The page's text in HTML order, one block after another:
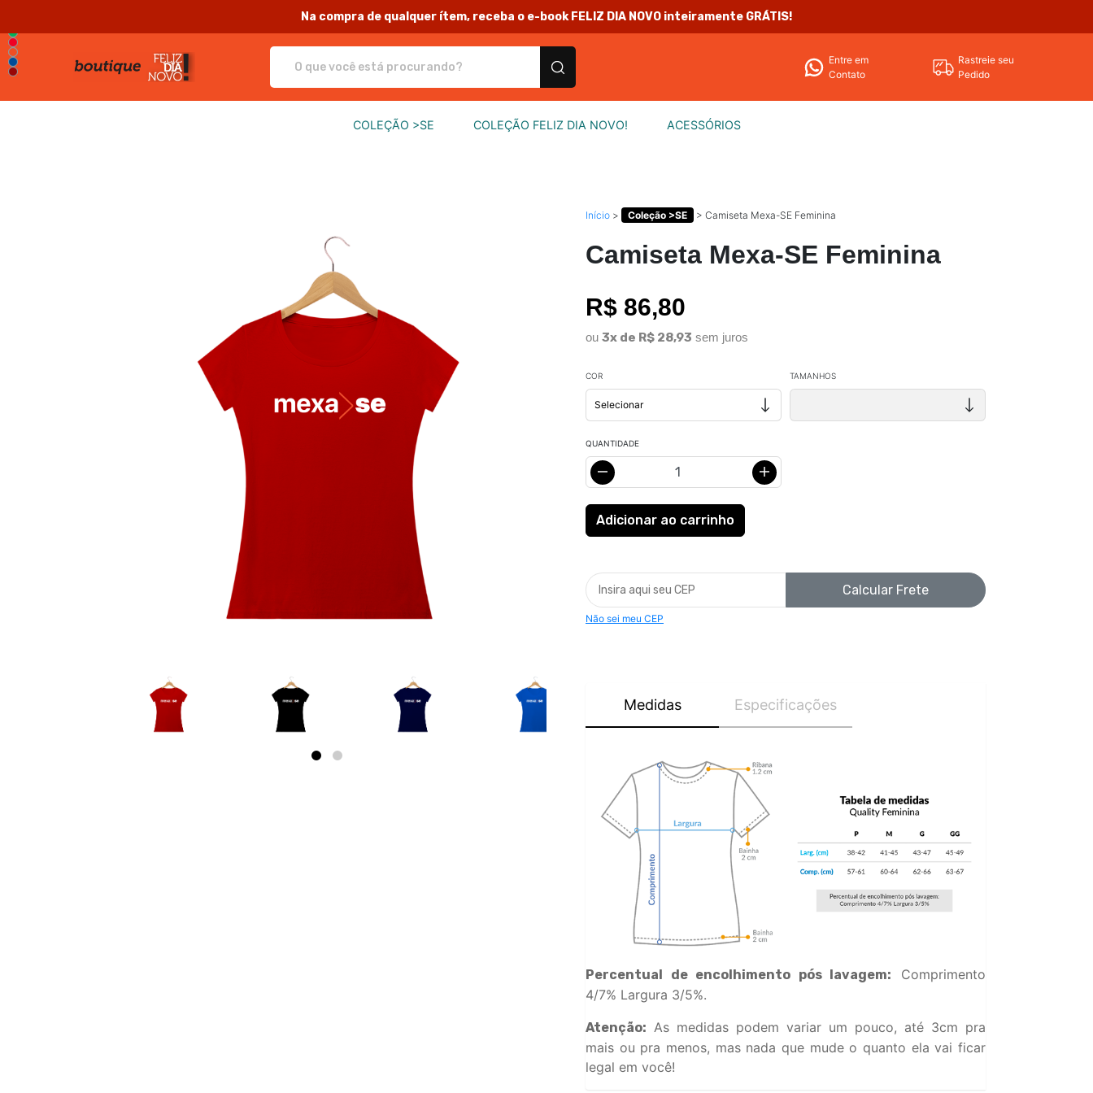
Na compra de qualquer ítem, receba o e-book FELIZ DIA NOVO inteiramente GRÁTIS!
Feliz Dia Novo - Camisetas e produtos personalizados
Entre em
Contato
Rastreie seu
Pedido
COLEÇÃO >SE COLEÇÃO FELIZ DIA NOVO! ACESSÓRIOS
Início > Coleção >SE > Camiseta Mexa-SE Feminina
Camiseta Mexa-SE Feminina
R$ 86,80
ou 3x de R$ 28,93 sem juros
COR TAMANHOS
QUANTIDADE
Calcular Frete
Não sei meu CEP
Medidas Especificações
Percentual de encolhimento pós lavagem:
Comprimento
4/7% Largura 3/5%.
Atenção: As medidas podem variar um pouco, até 3cm pra
mais ou pra menos, mas nada que mude o quanto ela vai ficar
legal em você!